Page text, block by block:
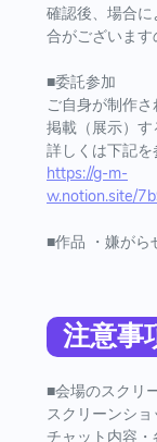
確認後、場合
合がございます
■委託参加
ご自身が制作
掲載（展示）す
詳しくは下記を
https://g-m-
w.notion.site/
■作品 ・嫌がら
注意事
■会場のスクリ
スクリーンショ
チャット内容